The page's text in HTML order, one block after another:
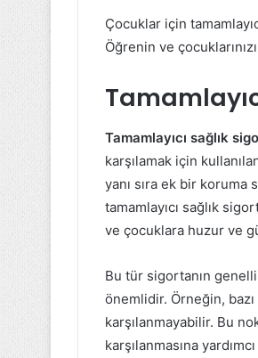
Çocuklar için
Öğrenin ve
Tamamlayıcı sağlık
karşılamak için
yanı sıra ek bir
tamamlayıcı sağlık
ve çocuklara huzur ve
Bu tür sigortanın
önemlidir. Örneğin,
karşılanmayabilir. Bu
karşılanmasına